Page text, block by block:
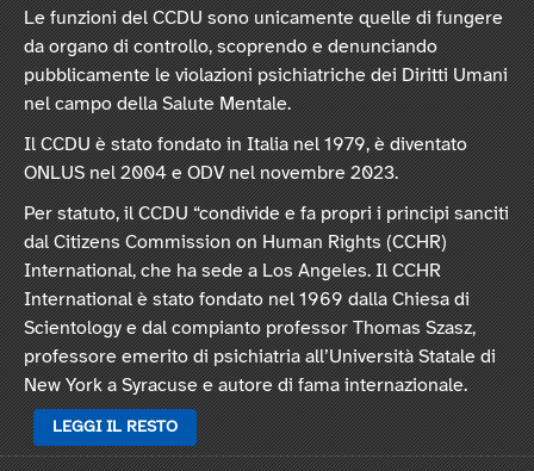
Le funzioni del CCDU sono unicamente quelle di fungere
da organo di controllo, scoprendo e denunciando
pubblicamente le violazioni psichiatriche dei Diritti Umani
nel campo della Salute Mentale.
Il CCDU è stato fondato in Italia nel 1979, è diventato
ONLUS nel 2004 e ODV nel novembre 2023.
Per statuto, il CCDU “condivide e fa propri i principi sanciti
dal Citizens Commission on Human Rights (CCHR)
International, che ha sede a Los Angeles. Il CCHR
International è stato fondato nel 1969 dalla Chiesa di
Scientology e dal compianto professor Thomas Szasz,
professore emerito di psichiatria all’Università Statale di
New York a Syracuse e autore di fama internazionale.
LEGGI IL RESTO